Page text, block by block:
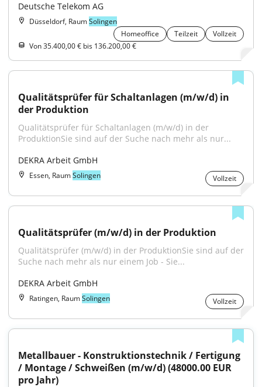
Deutsche Telekom AG
Düsseldorf, RaumSolingen
Homeoffice
Teilzeit
Vollzeit
Von 35.400,00 € bis 136.200,00 €
Qualitätsprüfer für Schaltanlagen (m/w/d) in
der Produktion
Qualitätsprüfer für Schaltanlagen (m/w/d) in der
ProduktionSie sind auf der Suche nach mehr als nur...
DEKRA Arbeit GmbH
Essen, RaumSolingen Vollzeit
Qualitätsprüfer (m/w/d) in der Produktion
Qualitätsprüfer (m/w/d) in der ProduktionSie sind auf der
Suche nach mehr als nur einem Job - Sie...
DEKRA Arbeit GmbH
Ratingen, RaumSolingen Vollzeit
Metallbauer - Konstruktionstechnik / Fertigung
/ Montage / Schweißen (m/w/d) (48000.00 EUR
pro Jahr)